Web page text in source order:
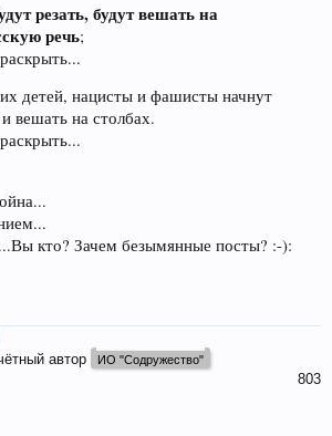
резать, будут вешать на
речь;
детей, нацисты и фашисты начнут
вешать на столбах.
кто? Зачем безымянные посты? :-):
автор ИО "Содружество"
803